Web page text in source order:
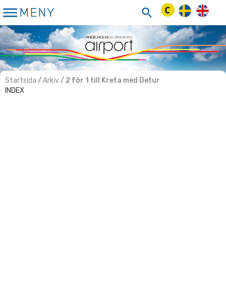
till
innehåll
MENY
Startsida /Arkiv/ 2 för 1 till Kreta med Detur
INDEX